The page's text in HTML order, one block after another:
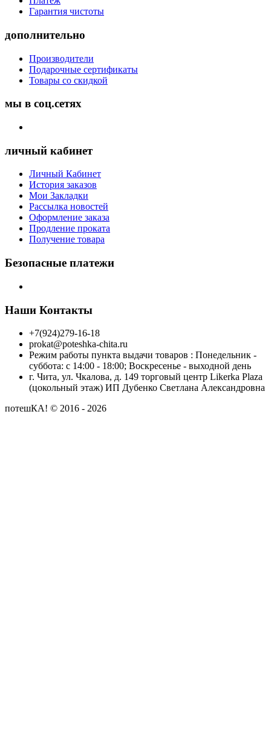
Гарантия чистоты
дополнительно
Производители
Подарочные сертификаты
Товары со скидкой
мы в соц.сетях
личный кабинет
Личный Кабинет
История заказов
Мои Закладки
Рассылка новостей
Оформление заказа
Продление проката
Получение товара
Безопасные платежи
Наши Контакты
+7(924)279-16-18
prokat@poteshka-chita.ru
Режим работы пункта выдачи товаров : Понедельник -
суббота: с 14:00 - 18:00; Воскресенье - выходной день
г. Чита, ул. Чкалова, д. 149 торговый центр Likerka Plaza
(цокольный этаж) ИП Дубенко Светлана Александровна
потешКА! © 2016 - 2026